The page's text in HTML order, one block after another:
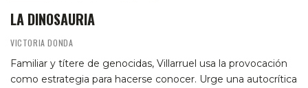
LA DINOSAURIA
VICTORIA DONDA
Familiar y títere de genocidas, Villarruel usa la provocación
como estrategia para hacerse conocer. Urge una autocrítica